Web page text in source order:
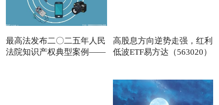
最高法发布二〇二五年人民
法院知识产权典型案例——
高股息方向逆势走强，红利
低波ETF易方达（563020）